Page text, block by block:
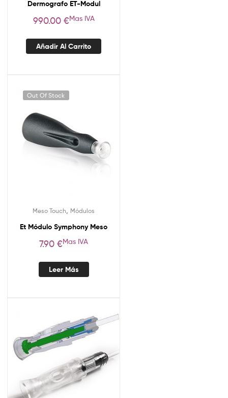
Dermografo ET-Modul
990.00 €Mas IVA
Añadir Al Carrito
Out Of Stock
Meso Touch Módulos
Et Módulo Symphony Meso
7.90 €Mas IVA
Leer Más